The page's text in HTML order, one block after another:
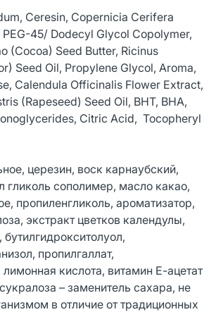
Ceresin, Copernicia Cerifera
45/ Dodecyl Glycol Copolymer,
(Cocoa) Seed Butter, Ricinus
Seed Oil, Propylene Glycol, Aroma,
Calendula Officinalis Flower Extract,
(Rapeseed) Seed Oil, BHT, BHA,
Citric Acid, Tocopheryl
церезин, воск карнаубский,
сополимер, масло какао,
пропиленгликоль, ароматизатор,
экстракт цветков календулы,
пропилгаллат,
кислота, витамин Е-ацетат
– заменитель сахара, не
в отличие от традиционных